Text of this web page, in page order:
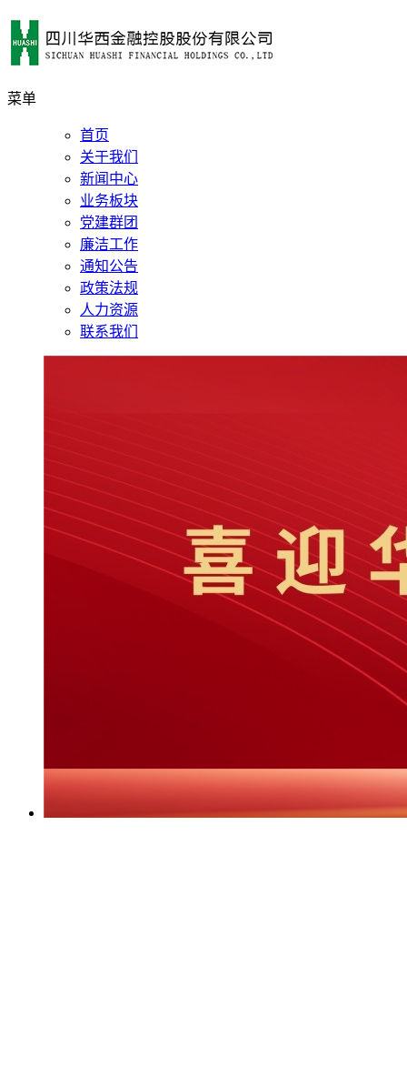
菜单
首页
关于我们
新闻中心
业务板块
党建群团
廉洁工作
通知公告
政策法规
人力资源
联系我们